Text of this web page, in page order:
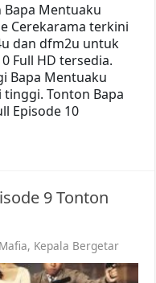
Mentuaku
Cerekarama terkini
dan dfm2u untuk
Full HD tersedia.
Bapa Mentuaku
Tonton Bapa
Episode 10
9 Tonton
, Kepala Bergetar